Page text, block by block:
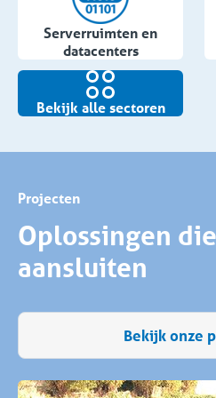
Serverruimten en
datacenters
Bekijk alle sectoren
Projecten
Oplossingen
aansluiten
Bekijk onze